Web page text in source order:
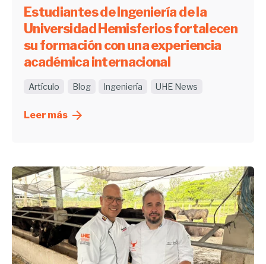
Estudiantes de Ingeniería de la
Universidad Hemisferios fortalecen
su formación con una experiencia
académica internacional
Artículo Blog Ingeniería UHE News
Leer más